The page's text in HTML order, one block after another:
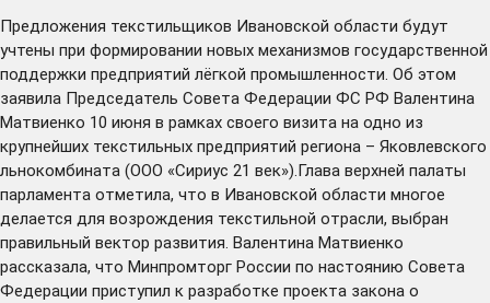
Предложения текстильщиков Ивановской области будут
учтены при формировании новых механизмов государственной
поддержки предприятий лёгкой промышленности. Об этом
заявила Председатель Совета Федерации ФС РФ Валентина
Матвиенко 10 июня в рамках своего визита на одно из
крупнейших текстильных предприятий региона – Яковлевского
льнокомбината (ООО «Сириус 21 век»).Глава верхней палаты
парламента отметила, что в Ивановской области многое
делается для возрождения текстильной отрасли, выбран
правильный вектор развития. Валентина Матвиенко
рассказала, что Минпромторг России по настоянию Совета
Федерации приступил к разработке проекта закона о